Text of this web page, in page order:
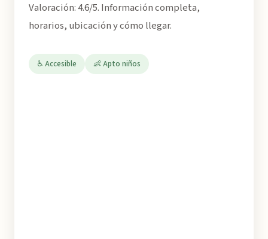
Valoración: 4.6/5. Información completa,
horarios, ubicación y cómo llegar.
♿ Accesible 👶 Apto niños